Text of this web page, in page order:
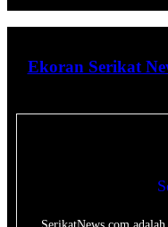
Ekoran Serikat